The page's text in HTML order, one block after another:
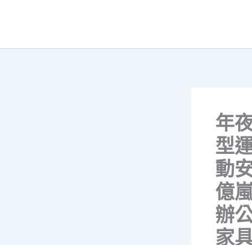
年
型
動
億
辦
家